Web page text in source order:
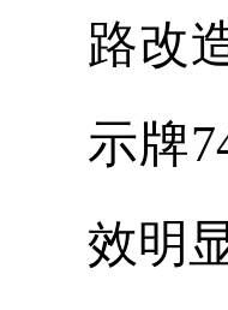
路改
示牌
效明